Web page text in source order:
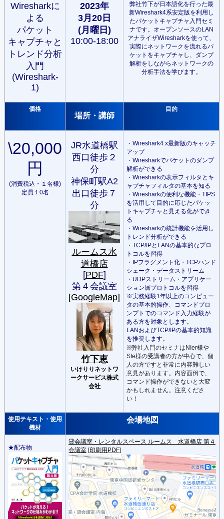
Wiresharkに
よる
パケット
キャプチャと
トレンド分析
入門
(Wireshark-
1)
2023年
3月20日
(月曜日)
10:00-18:00
弊社竹下が日本語化を行った最
新Wireshark4系安定版を利用し
たパケットキャプチャ入門セミ
ナです。オープンソースのLAN
アナライザWiresharkを使って、
実際にネットワークを流れるパ
ケットをキャプチャし、ダンプ
解析をしながらネットワークの
分析手法を学びます。
価格
場所・講師
目的
\20,000
円
(消費税込・１名様)
定員１0名
JR水道橋駅
西口徒歩２
分
神保町駅A2
出口徒歩７
分
ルームス水
道橋店
[PDF]
第４会議室
[GoogleMap]
竹下恵
いけりりネットワ
ークサービス株式
会社
・Wireshark4.x最新版のキャッチ
アップ
・Wiresharkでパケットのダンプ
解析ができる
・Wiresharkの表示フィルタとキ
ャプチャフィルタの基本を知る
・Wiresharkの便利な機能・TIPS
を活用して目的に応じたパケッ
トキャプチャと見える化ができ
る
・Wiresharkの統計機能を活用し
トレンド分析ができる
・TCP/IPとLANの基本的なプロ
トコルを習得
・IPフラグメント化・TCPハンド
シェーク・データストリーム
・UDPストリーム・アプリケー
ション層プロトコルを習得
※実務経験1年以上のコンピュー
タの基本的操作、コマンドプロ
ンプトでのコマンド入力経験が
ある方を対象とします。
LANおよびTCP/IPの基本的知識
を推奨します。
※弊社入門のセミナはNIer様や
SIe様の受講者の方が中心で、個
人の方ですと非常に内容難しい
意見があります。内容面倒で、
コマンド操作ができないと大変
かもしれません。注意くださ
い！
使用テキスト・使用
機材
会場地図
★配布物
貸会議室・レンタルスペース ルームス 水道橋店 第４
会議室 [印刷用PDF]